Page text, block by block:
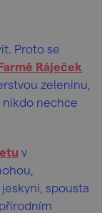
Proto se
Ráječek
zeleninu,
nikdo nechce
v
spousta